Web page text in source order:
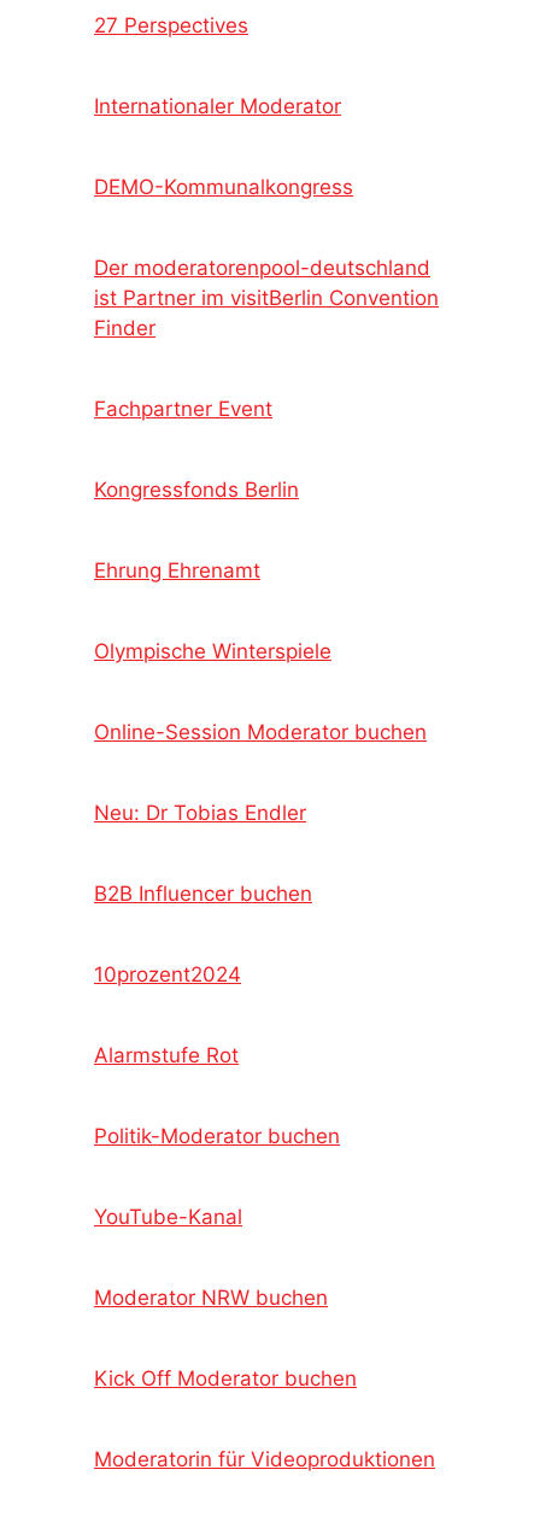
27 Perspectives
Internationaler Moderator
DEMO-Kommunalkongress
Der moderatorenpool-deutschland
ist Partner im visitBerlin Convention
Finder
Fachpartner Event
Kongressfonds Berlin
Ehrung Ehrenamt
Olympische Winterspiele
Online-Session Moderator buchen
Neu: Dr Tobias Endler
B2B Influencer buchen
10prozent2024
Alarmstufe Rot
Politik-Moderator buchen
YouTube-Kanal
Moderator NRW buchen
Kick Off Moderator buchen
Moderatorin für Videoproduktionen